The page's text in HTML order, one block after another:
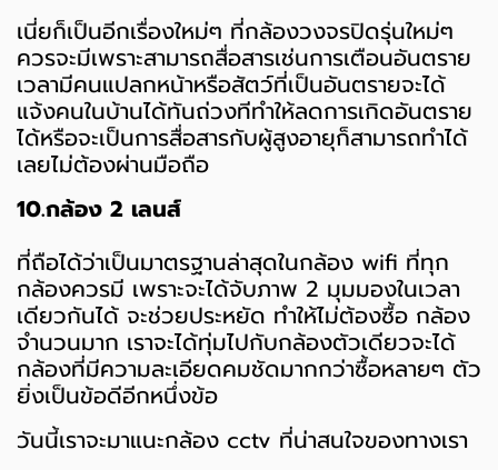
เนี่ยก็เป็นอีกเรื่องใหม่ๆ ที่กล้องวงจรปิดรุ่นใหม่ๆ
ควรจะมีเพราะสามารถสื่อสารเช่นการเตือนอันตราย
เวลามีคนแปลกหน้าหรือสัตว์ที่เป็นอันตรายจะได้
แจ้งคนในบ้านได้ทันถ่วงทีทำให้ลดการเกิดอันตราย
ได้หรือจะเป็นการสื่อสารกับผู้สูงอายุก็สามารถทำได้
เลยไม่ต้องผ่านมือถือ
10.กล้อง 2 เลนส์
ที่ถือได้ว่าเป็นมาตรฐานล่าสุดในกล้อง wifi ที่ทุก
กล้องควรมี เพราะจะได้จับภาพ 2 มุมมองในเวลา
เดียวกันได้ จะช่วยประหยัด ทำให้ไม่ต้องซื้อ กล้อง
จำนวนมาก เราจะได้ทุ่มไปกับกล้องตัวเดียวจะได้
กล้องที่มีความละเอียดคมชัดมากกว่าซื้อหลายๆ ตัว
ยิ่งเป็นข้อดีอีกหนึ่งข้อ
วันนี้เราจะมาแนะกล้อง cctv ที่น่าสนใจของทางเรา